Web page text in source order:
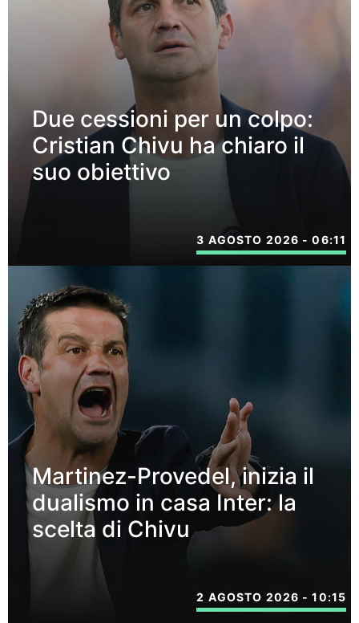
Due cessioni per un colpo:
Cristian Chivu ha chiaro il
suo obiettivo
3 AGOSTO 2026 - 06:11
Martinez-Provedel, inizia il
dualismo in casa Inter: la
scelta di Chivu
2 AGOSTO 2026 - 10:15